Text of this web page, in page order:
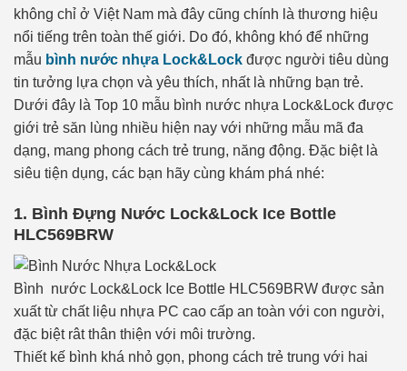
không chỉ ở Việt Nam mà đây cũng chính là thương hiệu
nổi tiếng trên toàn thế giới. Do đó, không khó để những
mẫu bình nước nhựa Lock&Lock được người tiêu dùng
tin tưởng lựa chọn và yêu thích, nhất là những bạn trẻ.
Dưới đây là Top 10 mẫu bình nước nhựa Lock&Lock được
giới trẻ săn lùng nhiều hiện nay với những mẫu mã đa
dạng, mang phong cách trẻ trung, năng động. Đặc biệt là
siêu tiện dụng, các bạn hãy cùng khám phá nhé:
1. Bình Đựng Nước Lock&Lock Ice Bottle
HLC569BRW
Bình nước Lock&Lock Ice Bottle HLC569BRW được sản
xuất từ chất liệu nhựa PC cao cấp an toàn với con người,
đặc biệt rât thân thiện với môi trường.
Thiết kế bình khá nhỏ gọn, phong cách trẻ trung với hai